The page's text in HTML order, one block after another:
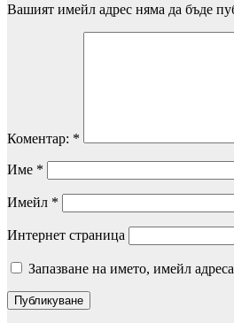
Вашият имейл адрес няма да бъде
Коментар: *
Име *
Имейл *
Интернет страница
Запазване на името, имейл